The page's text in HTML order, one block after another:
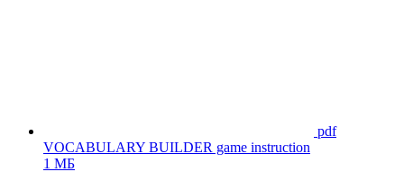
pdf
VOCABULARY BUILDER game instruction
1 МБ